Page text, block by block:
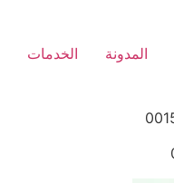
المدونة الخدمات